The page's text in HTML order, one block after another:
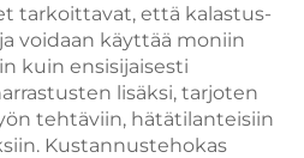
tarkoittavat, että kalastus-
voidaan käyttää moniin
kuin ensisijaisesti
lisäksi, tarjoten
tehtäviin, hätätilanteisiin
Kustannustehokas